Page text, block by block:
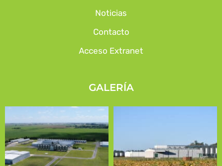
Noticias
Contacto
Acceso Extranet
GALERÍA